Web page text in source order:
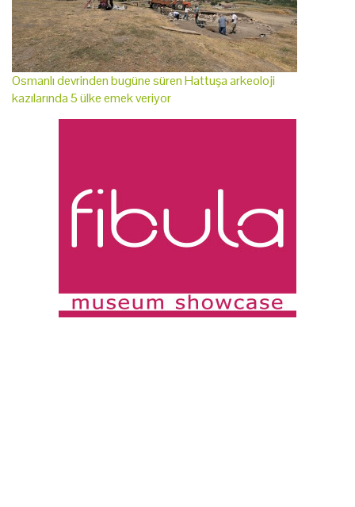
Osmanlı devrinden bugüne süren Hattuşa arkeoloji
kazılarında 5 ülke emek veriyor